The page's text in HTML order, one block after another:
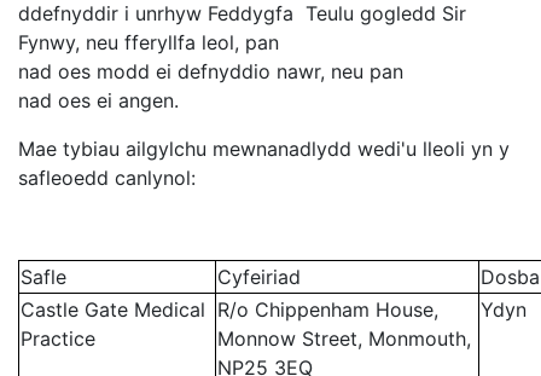
ddefnyddir i unrhyw Feddygfa Teulu gogledd Sir
Fynwy, neu fferyllfa leol, pan
nad oes modd ei defnyddio nawr, neu pan
nad oes ei angen.
Mae tybiau ailgylchu mewnanadlydd wedi'u lleoli yn y
safleoedd canlynol:
Safle Cyfeiriad
Castle Gate Medical
Practice
R/o Chippenham House,
Monnow Street, Monmouth,
NP25 3EQ
Ydyn